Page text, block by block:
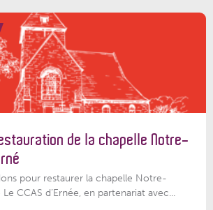
de la chapelle Notre-
pour restaurer la chapelle Notre-
CCAS d’Ernée, en partenariat avec...